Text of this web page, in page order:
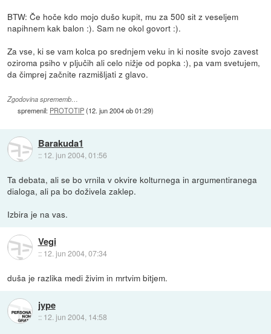
BTW: Če hoče kdo mojo dušo kupit, mu za 500 sit z veseljem
napihnem kak balon :). Sam ne okol govort :).
Za vse, ki se vam kolca po srednjem veku in ki nosite svojo zavest
oziroma psiho v pljučih ali celo nižje od popka :), pa vam svetujem,
da čimprej začnite razmišljati z glavo.
Zgodovina sprememb…
spremenil: PROTOTIP(12. jun 2004 ob 01:29)
Barakuda1
:: 12. jun 2004, 01:56
Ta debata, ali se bo vrnila v okvire kolturnega in argumentiranega
dialoga, ali pa bo doživela zaklep.
Izbira je na vas.
Vegi
:: 12. jun 2004, 07:34
duša je razlika medi živim in mrtvim bitjem.
jype
:: 12. jun 2004, 14:58